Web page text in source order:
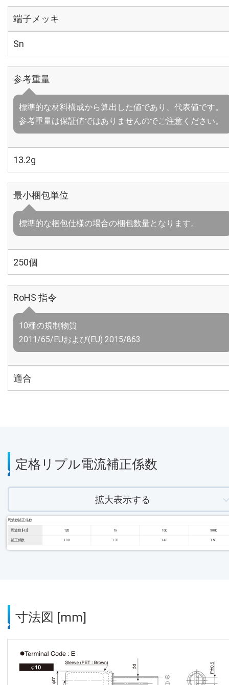
端子メッキ
Sn
参考重量
標準的な材料構成から算出した値であり、代表値です。
参考重量は保証値ではありませんのでご注意ください。
13.2g
最小梱包単位
標準的な梱包仕様の場合の梱包数量となります。
250個
RoHS 指令
10種の規制物質
2011/65/EUおよび(EU) 2015/863
適合
定格リプル電流補正係数
拡大表示する
周波数補正係数
周波数 [Hz] 120 1k 10k 100k
補正係数 1.00 1.30 1.40 1.50
寸法図 [mm]